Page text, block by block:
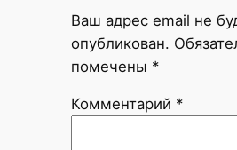
Ваш адрес email не
опубликован.
помечены *
Комментарий *